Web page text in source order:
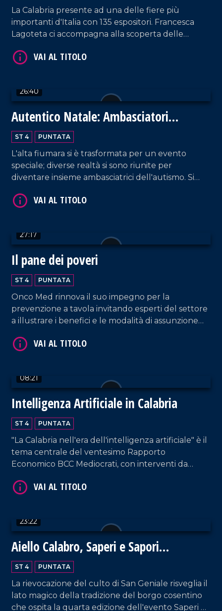
La Calabria presente ad una delle fiere più
importanti d'Italia con 135 espositori. Francesca
Lagoteta ci accompagna alla scoperta delle
primario e secondario del territorio, tra gli ospiti
passato e futuro che ha uno sguardo rivolto verso
il progresso.
26:40
Autentico Natale: Ambasciatori
dell'Autismo
ST 4 PUNTATA
L'alta fiumara si è trasformata per un evento
speciale; diverse realtà si sono riunite per
diventare insieme ambasciatrici dell'autismo. Si
voce ad ogni bisbiglio.
27:17
Il pane dei poveri
ST 4 PUNTATA
Onco Med rinnova il suo impegno per la
prevenzione a tavola invitando esperti del settore
a illustrare i benefici e le modalità di assunzione
08:21
Intelligenza Artificiale in Calabria
ST 4 PUNTATA
"La Calabria nell'era dell'intelligenza artificiale" è il
tema centrale del ventesimo Rapporto
Economico BCC Mediocrati, con interventi da
svantaggi delle nuove tecnologie.
VAI AL TITOLO
23:22
Aiello Calabro, Saperi e Sapori
d'Autunno 2024: un viaggio tra storia,
tradizioni e fede
ST 4 PUNTATA
La rievocazione del culto di San Geniale risveglia il
lato magico della tradizione del borgo cosentino
che ospita la quarta edizione dell'evento Saperi e
VAI AL TITOLO
VAI AL TITOLO
VAI AL TITOLO